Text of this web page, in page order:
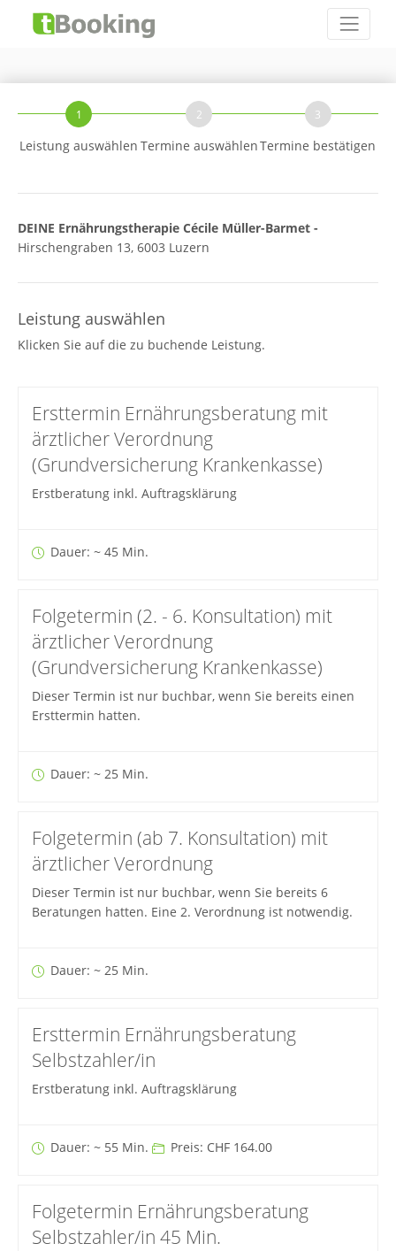
1
Leistung auswählen
2
Termine auswählen
3
Termine bestätigen
DEINE Ernährungstherapie Cécile Müller-Barmet -
Hirschengraben 13, 6003 Luzern
Leistung auswählen
Klicken Sie auf die zu buchende Leistung.
Ersttermin Ernährungsberatung mit
ärztlicher Verordnung
(Grundversicherung Krankenkasse)
Erstberatung inkl. Auftragsklärung
Dauer: ~ 45 Min.
Folgetermin (2. - 6. Konsultation) mit
ärztlicher Verordnung
(Grundversicherung Krankenkasse)
Dieser Termin ist nur buchbar, wenn Sie bereits einen
Ersttermin hatten.
Dauer: ~ 25 Min.
Folgetermin (ab 7. Konsultation) mit
ärztlicher Verordnung
Dieser Termin ist nur buchbar, wenn Sie bereits 6
Beratungen hatten. Eine 2. Verordnung ist notwendig.
Dauer: ~ 25 Min.
Ersttermin Ernährungsberatung
Selbstzahler/in
Erstberatung inkl. Auftragsklärung
Dauer: ~ 55 Min. Preis: CHF 164.00
Folgetermin Ernährungsberatung
Selbstzahler/in 45 Min.